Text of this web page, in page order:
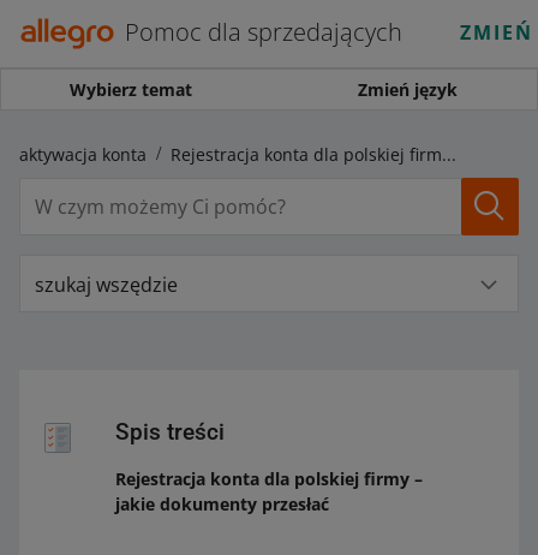
Pomoc dla sprzedających
Wybierz temat Zmień język
i aktywacja konta Rejestracja konta dla polskiej firmy – jakie dokumenty przesłać
szukaj wszędzie
Spis treści
Rejestracja konta dla polskiej firmy –
jakie dokumenty przesłać